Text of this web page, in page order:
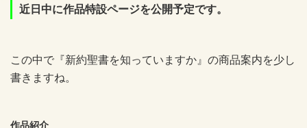
近日中に作品特設ページを公開予定です。
この中で『新約聖書を知っていますか』の商品案内を少し
書きますね。
作品紹介